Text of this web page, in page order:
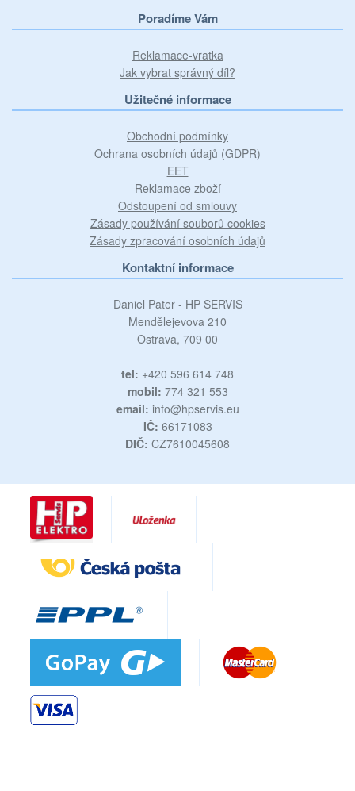
Poradíme Vám
Reklamace-vratka
Jak vybrat správný díl?
Užitečné informace
Obchodní podmínky
Ochrana osobních údajů (GDPR)
EET
Reklamace zboží
Odstoupení od smlouvy
Zásady používání souborů cookies
Zásady zpracování osobních údajů
Kontaktní informace
Daniel Pater - HP SERVIS
Mendělejevova 210
Ostrava, 709 00
tel: +420 596 614 748
mobil: 774 321 553
email: info@hpservis.eu
IČ: 66171083
DIČ: CZ7610045608